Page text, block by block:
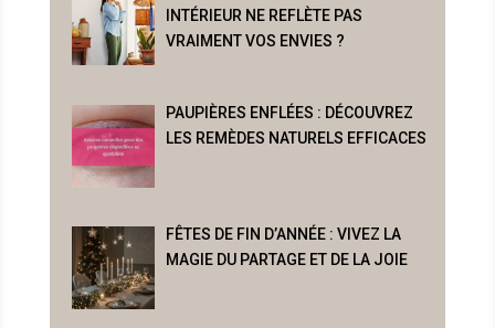
INTÉRIEUR NE REFLÈTE PAS
VRAIMENT VOS ENVIES ?
PAUPIÈRES ENFLÉES : DÉCOUVREZ
LES REMÈDES NATURELS EFFICACES
FÊTES DE FIN D’ANNÉE : VIVEZ LA
MAGIE DU PARTAGE ET DE LA JOIE